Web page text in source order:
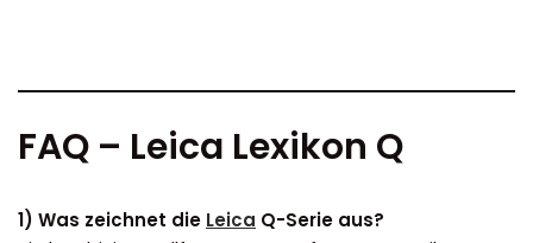
FAQ – Leica Lexikon Q
1) Was zeichnet die Leica Q-Serie aus?